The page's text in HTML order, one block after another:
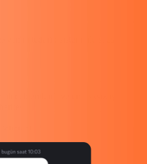
tedarik sistemi ile satış
en karlı ve en risksiz iş